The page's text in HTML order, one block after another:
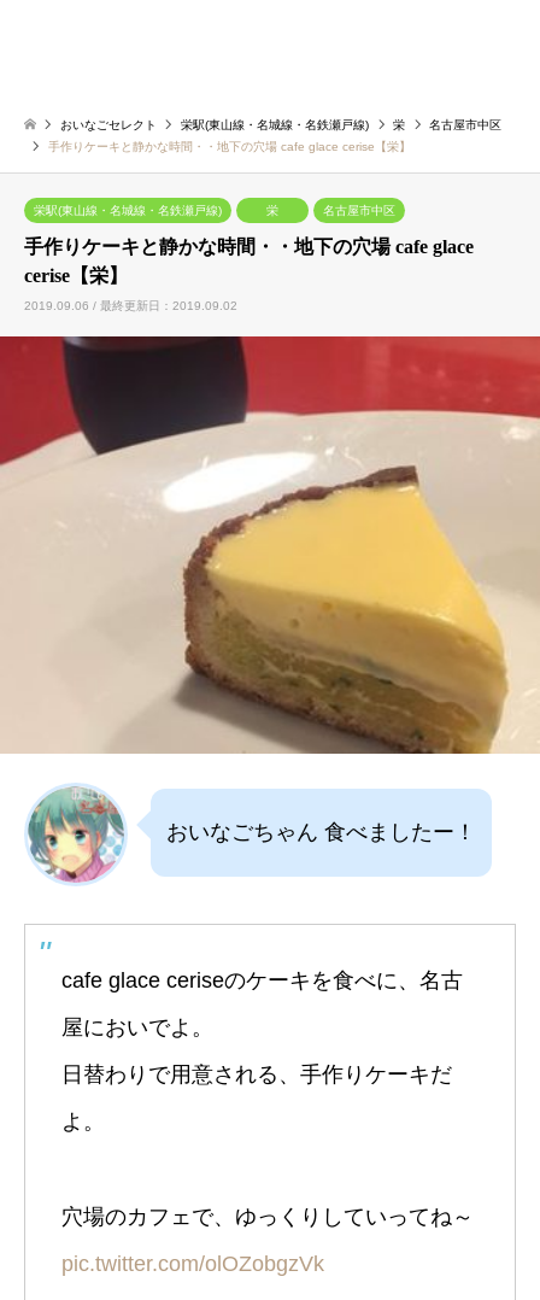
おいなごセレクト 栄駅(東山線・名城線・名鉄瀬戸線) 栄
名古屋市中区
手作りケーキと静かな時間・・地下の穴場 cafe glace cerise【栄】
栄駅(東山線・名城線・名鉄瀬戸線) 栄 名古屋市中区
手作りケーキと静かな時間・・地下の穴場 cafe glace
cerise【栄】
2019.09.06 / 最終更新日：2019.09.02
おいなごちゃん 食べましたー！
cafe glace ceriseのケーキを食べに、名古
屋においでよ。
日替わりで用意される、手作りケーキだ
よ。
穴場のカフェで、ゆっくりしていってね～
pic.twitter.com/olOZobgzVk